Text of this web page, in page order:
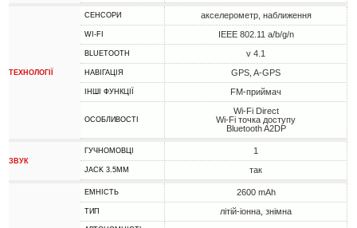
ТЕХНОЛОГІЇ
СЕНСОРИ акселерометр, наближення
WI-FI IEEE 802.11 a/b/g/n
BLUETOOTH v 4.1
НАВІГАЦІЯ GPS, A-GPS
ІНШІ ФУНКЦІЇ FM-приймач
ОСОБЛИВОСТІ
Wi-Fi Direct
Wi-Fi точка доступу
Bluetooth A2DP
ЗВУК
ГУЧНОМОВЦІ 1
JACK 3.5MM так
ЕМНІСТЬ 2600 mAh
ТИП літій-іонна, знімна